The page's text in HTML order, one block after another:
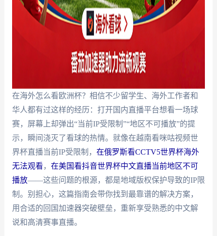
在海外怎么看欧洲杯？相信不少留学生、海外工作者和
华人都有过这样的经历：打开国内直播平台想看一场球
赛，屏幕上却弹出“当前IP受限制”“地区不可播放”的提
示，瞬间浇灭了看球的热情。就像在越南看咪咕视频世
界杯直播当前IP受限制， 在俄罗斯看CCTV5世界杯海外
无法观看 ， 在美国看抖音世界杯中文直播当前地区不可
播放——这些问题的根源，都是地域版权保护导致的IP限
制。别担心，这篇指南会带你找到最靠谱的解决方案，
用合适的回国加速器突破壁垒，重新享受熟悉的中文解
说和高清赛事直播。